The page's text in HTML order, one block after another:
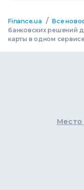
Finance.ua / Все
банковских решений
карты в одном